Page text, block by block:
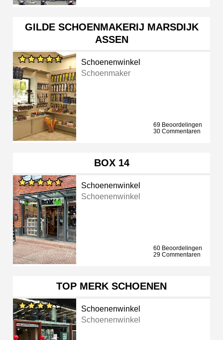
GILDE SCHOENMAKERIJ MARSDIJK
ASSEN
Schoenenwinkel
Schoenmaker
69 Beoordelingen
30 Commentaren
BOX 14
Schoenenwinkel
Schoenenwinkel
60 Beoordelingen
29 Commentaren
TOP MERK SCHOENEN
Schoenenwinkel
Schoenenwinkel